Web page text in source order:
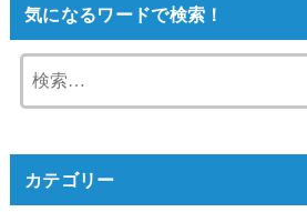
気になるワードで検索！
索:
カテゴリー